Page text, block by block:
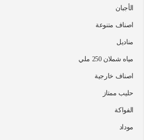
الأجبان
اصناف متنوعة
مناديل
مياه شملان 250 ملي
اصناف خارجية
حليب ممتاز
الفواكة
موداد